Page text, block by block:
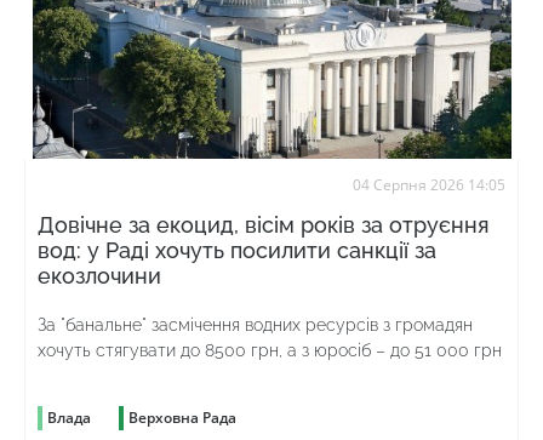
04 Серпня 2026 14:05
Довічне за екоцид, вісім років за отруєння
вод: у Раді хочуть посилити санкції за
екозлочини
За "банальне" засмічення водних ресурсів з громадян
хочуть стягувати до 8500 грн, а з юросіб – до 51 000 грн
Влада Верховна Рада